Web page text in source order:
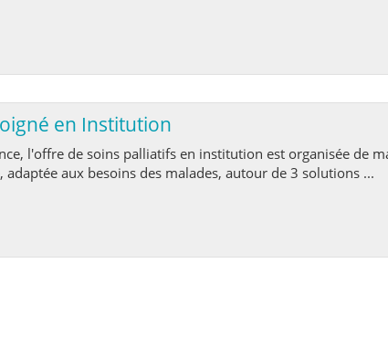
en Institution
adaptée aux besoins des malades, autour de 3 solutions ...